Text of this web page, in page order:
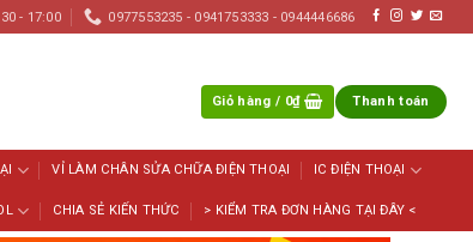
- 17:00 0977553235 - 0941753333 - 0944446686
Giỏ hàng / 0₫ Thanh toán
VỈ LÀM CHÂN SỬA CHỮA ĐIỆN THOẠI IC ĐIỆN THOẠI
CHIA SẺ KIẾN THỨC > KIỂM TRA ĐƠN HÀNG TẠI ĐÂY <